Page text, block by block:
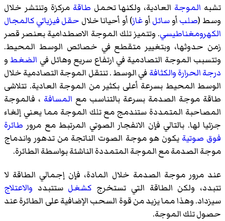
تشبه الموجة العادية، ولكنها تحمل طاقة مركزة وتنتشر خلال
وسط (صلبأوسائلأوغاز) أو أحيانا خلال حقل فيزيائيكالمجال
الكهرومغناطيسي. وتتميز تلك الموجة الاصطدامية بعنصر قصر
زمن حدوثها، وبتغيير متقطع في خصائص الوسط المحيط.
وتتسبب الموجة التصادمية في ارتفاع سريع وهائل في الضغط و
درجة الحرارةوالكثافةفي الوسط . تنتقل الموجة التصادمية خلال
الوسط المحيط بسرعة أعلى بكثير من الموجة العادية. تتلاشى
طاقة موجة الصدمة بسرعة بالتناسب مع المسافة ، فالموجة
المصاحبة المتمددة ستندمج مع تلك الموجة مما يعني إلغاء
جزئيا لها. بالتالي فإن الانفجار الصوتي المرتبط مع مرور طائرة
فوق صوتية يكون هو موجة الصوت الناتجة من تدهور واندماج
موجة الصدمة مع الموجة المتمددة الناشئة بواسطة الطائرة.
عند مرور موجة الصدمة خلال المادة، فإن إجمالي الطاقة لا
تتبدد، ولكن الطاقة التي تستخرج كشغل ستتبدد والاعتلاج
سيزداد. وهذا مما يزيد من قوة السحب الإضافية على الطائرة عند
حصول تلك الموجة.